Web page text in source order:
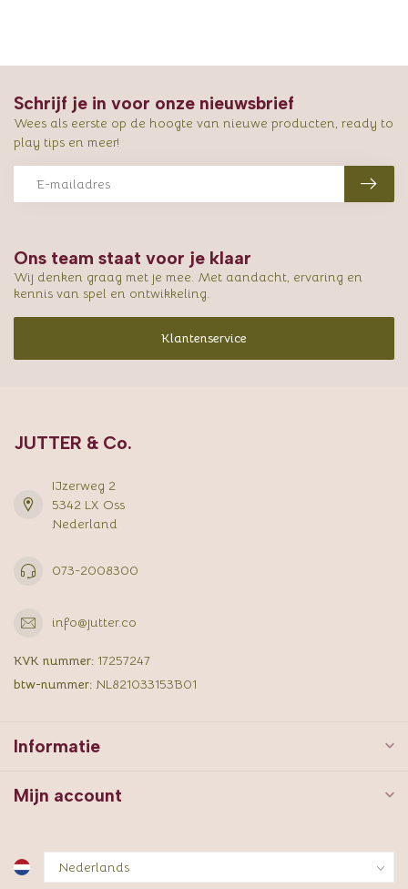
Ons team staat voor je klaar
Wij denken graag met je mee. Met aandacht, ervaring en
kennis van spel en ontwikkeling.
Klantenservice
Schrijf je in voor onze nieuwsbrief
Wees als eerste op de hoogte van nieuwe producten, ready to
play tips en meer!
JUTTER & Co.
IJzerweg 2
5342 LX Oss
Nederland
073-2008300
info@jutter.co
KVK nummer: 17257247
btw-nummer: NL821033153B01
Informatie
Mijn account